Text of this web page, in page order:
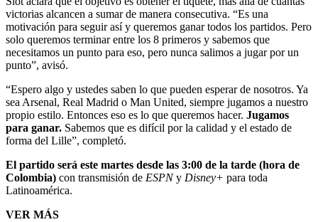
victorias alcancen a sumar de manera consecutiva. “Es una
motivación para seguir así y queremos ganar todos los partidos. Pero
solo queremos terminar entre los 8 primeros y sabemos que
necesitamos un punto para eso, pero nunca salimos a jugar por un
punto”, avisó.
“Espero algo y ustedes saben lo que pueden esperar de nosotros. Ya
sea Arsenal, Real Madrid o Man United, siempre jugamos a nuestro
propio estilo. Entonces eso es lo que queremos hacer. Jugamos
para ganar. Sabemos que es difícil por la calidad y el estado de
forma del Lille”, completó.
El partido será este martes desde las 3:00 de la tarde (hora de
Colombia) con transmisión de ESPNy Disney+ para toda
Latinoamérica.
VER MÁS